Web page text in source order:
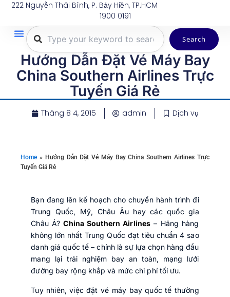
Nhảy222 Nguyễn Thái Bình, P. Bảy Hiền, TP.HCM
1900 0191
Search
Hướng Dẫn Đặt Vé Máy Bay
China Southern Airlines Trực
Tuyến Giá Rẻ
Tháng 8 4, 2015 admin Dịch vụ
Home » Hướng Dẫn Đặt Vé Máy Bay China Southern Airlines Trực
Tuyến Giá Rẻ
Bạn đang lên kế hoạch cho chuyến hành trình đi
Trung Quốc, Mỹ, Châu Âu hay các quốc gia
Châu Á?China Southern Airlines – Hãng hàng
không lớn nhất Trung Quốc đạt tiêu chuẩn 4 sao
danh giá quốc tế – chính là sự lựa chọn hàng đầu
mang lại trải nghiệm bay an toàn, mạng lưới
đường bay rộng khắp và mức chi phí tối ưu.
Tuy nhiên, việc đặt vé máy bay quốc tế thường